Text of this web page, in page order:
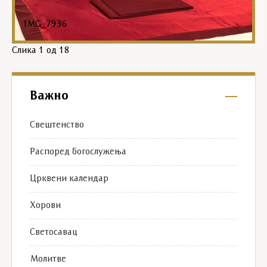
IMG_7936
Слика 1 од 18
Важно
Свештенство
Распоред богослужења
Црквени календар
Хорови
Светосавац
Молитве